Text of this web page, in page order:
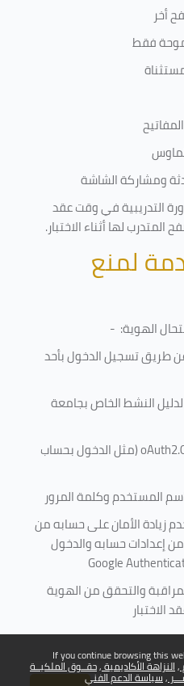
If you continue browsing this
النزاهة الأكاديمية حقــوق الملكيــة
سياسة الدعم الفني
أخر
فقط
ومشاركة الشاشة
التدريبية في وقت عقد
المتدرب لها أثناء الاختبار.
لمنع
الهوية: -
طريق تسجيل الدخول بأحد
النشط الخاص بجامعة
(مثل الدخول بحساب
المستخدم وكلمة المرور
زيادة الأمان على حسابه من
إعدادات حسابه والدخول
Google
والتحقق من الهوية
الاختبار